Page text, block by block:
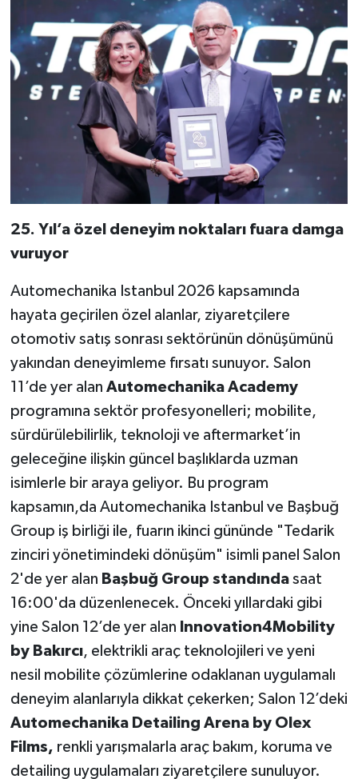
25. Yıl’a özel deneyim noktaları fuara damga
vuruyor
Automechanika Istanbul 2026 kapsamında
hayata geçirilen özel alanlar, ziyaretçilere
otomotiv satış sonrası sektörünün dönüşümünü
yakından deneyimleme fırsatı sunuyor. Salon
11’de yer alan Automechanika Academy
programına sektör profesyonelleri; mobilite,
sürdürülebilirlik, teknoloji ve aftermarket’in
geleceğine ilişkin güncel başlıklarda uzman
isimlerle bir araya geliyor. Bu program
kapsamın,da Automechanika Istanbul ve Başbuğ
Group iş birliği ile, fuarın ikinci gününde "Tedarik
zinciri yönetimindeki dönüşüm" isimli panel Salon
2'de yer alan Başbuğ Group standındasaat
16:00'da düzenlenecek. Önceki yıllardaki gibi
yine Salon 12’de yer alan Innovation4Mobility
by Bakırcı, elektrikli araç teknolojileri ve yeni
nesil mobilite çözümlerine odaklanan uygulamalı
deneyim alanlarıyla dikkat çekerken; Salon 12’deki
Automechanika Detailing Arena by Olex
Films, renkli yarışmalarla araç bakım, koruma ve
detailing uygulamaları ziyaretçilere sunuluyor.